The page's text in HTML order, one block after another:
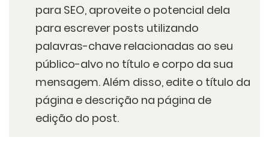
para SEO, aproveite o potencial dela
para escrever posts utilizando
palavras-chave relacionadas ao seu
público-alvo no título e corpo da sua
mensagem. Além disso, edite o título da
página e descrição na página de
edição do post.